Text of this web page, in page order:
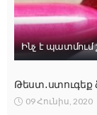
Ինչ է պատմում
Թեստ․ստուգեք
09 Հունիս, 2020